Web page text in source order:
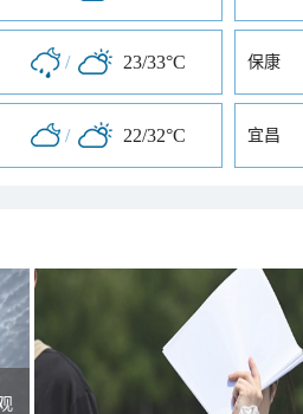
/ 23/33°C 保康
/ 22/32°C 宜昌